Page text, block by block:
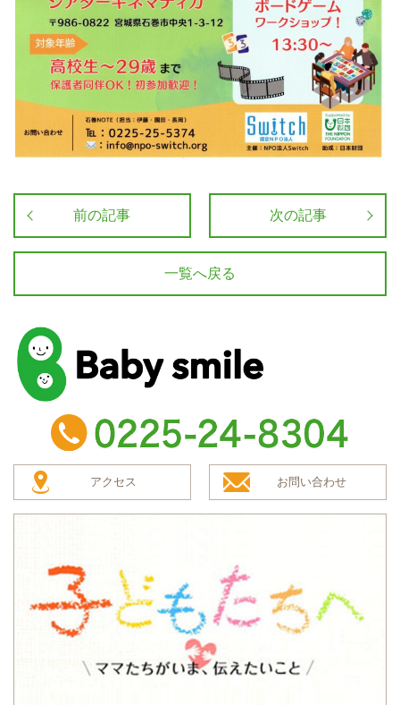
前の記事 次の記事
一覧へ戻る
baby smile
TEL：0225-24-8304
アクセス お問い合わせ